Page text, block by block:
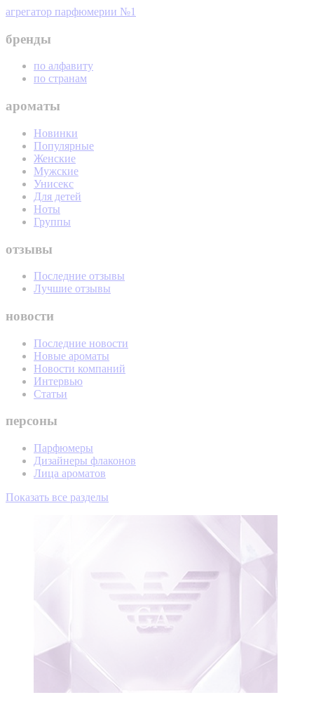
агрегатор парфюмерии №1
бренды
по алфавиту
по странам
ароматы
Новинки
Популярные
Женские
Мужские
Унисекс
Для детей
Ноты
Группы
отзывы
Последние отзывы
Лучшие отзывы
новости
Последние новости
Новые ароматы
Новости компаний
Интервью
Статьи
персоны
Парфюмеры
Дизайнеры флаконов
Лица ароматов
Показать все разделы